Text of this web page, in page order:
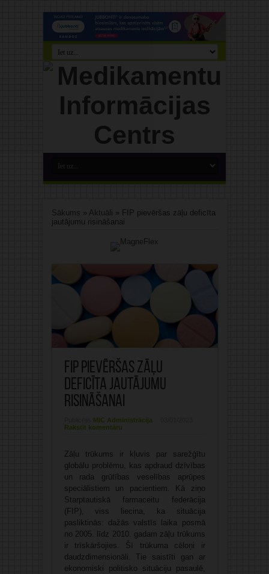
Sākums » Aktuāli » FIP pievēršas zāļu deficīta
jautājumu risināšanai
FIP pievēršas zāļu
deficīta jautājumu
risināšanai
MIC Administrācija
Rakstīt komentāru
Zāļu trūkums ir kļuvis par sarežģītu
globālu problēmu, kas apdraud dzīvības
un rada grūtības veselības aprūpes
speciālistiem un pacientiem. Kā ziņo
Starptautiskā farmaceitu federācija
(FIP), viss liecina, ka situācija
pasliktinās: dažās valstīs laika posmā
no 2005. līdz 2010. gadam zāļu trūkums
ir trīskāršojies. Šī trūkuma cēloņi ir
daudzdimensionāli. Tie saistīti gan ar
ekonomiski politisko situāciju pasaulē,